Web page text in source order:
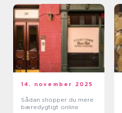
14. november 2025
Sådan shopper du mere
bæredygtigt online